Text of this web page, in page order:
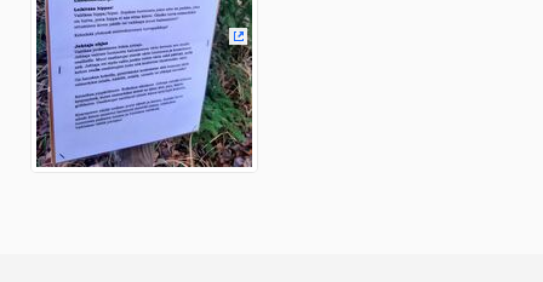
(Ulkoinen linkki)